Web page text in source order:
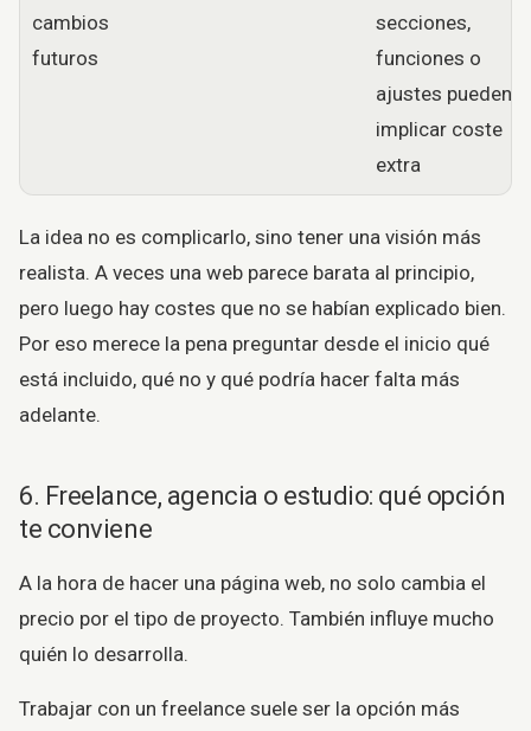
cambios
futuros
secciones,
funciones o
ajustes pueden
implicar coste
extra
La idea no es complicarlo, sino tener una visión más
realista. A veces una web parece barata al principio,
pero luego hay costes que no se habían explicado bien.
Por eso merece la pena preguntar desde el inicio qué
está incluido, qué no y qué podría hacer falta más
adelante.
6. Freelance, agencia o estudio: qué opción
te conviene
A la hora de hacer una página web, no solo cambia el
precio por el tipo de proyecto. También influye mucho
quién lo desarrolla.
Trabajar con un freelance suele ser la opción más